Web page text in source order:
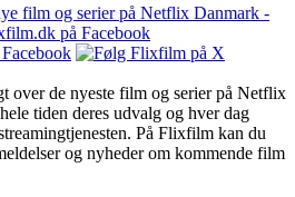
film og serier på Netflix Danmark -
på Facebook
over de nyeste film og serier på Netflix
tiden deres udvalg og hver dag
På Flixfilm kan du
og nyheder om kommende film